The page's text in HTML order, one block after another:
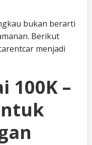
bukan berarti
Berikut
menjadi
100K –